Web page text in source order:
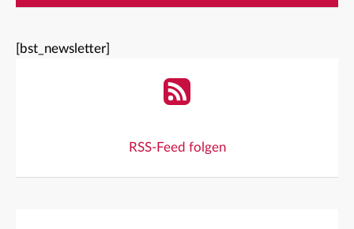
[bst_newsletter]
RSS-Feed folgen